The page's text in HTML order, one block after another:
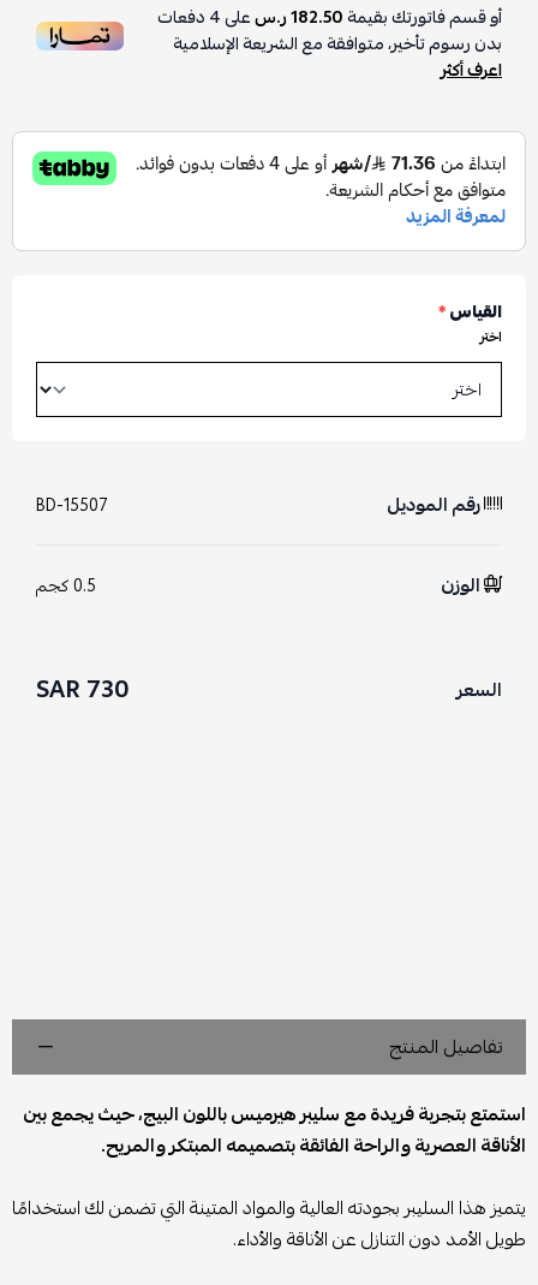
أو قسم فاتورتك بقيمة182.50 ر.س على4دفعات
بدون رسوم تأخير، متوافقة مع الشريعة الإسلامية
اعرف أكثر
القياس*
اختر
رقم الموديل BD-15507
الوزن 0.5 كجم
السعر 730 SAR
تفاصيل المنتج
استمتع بتجربة فريدة مع سليبر هيرميس باللون البيج، حيث يجمع بين
الأناقة العصرية والراحة الفائقة بتصميمه المبتكر والمريح.
يتميز هذا السليبر بجودته العالية والمواد المتينة التي تضمن لك استخدامًا
طويل الأمد دون التنازل عن الأناقة والأداء.